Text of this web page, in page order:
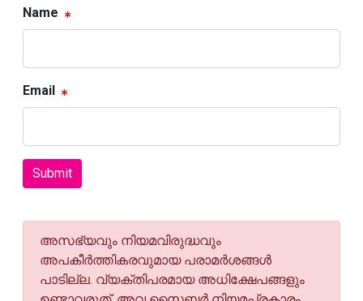
Name
Email
Submit
അസഭ്യവും നിയമവിരുദ്ധവും
അപകീര്‍ത്തികരവുമായ പരാമര്‍ശങ്ങള്‍
പാടില്ല. വ്യക്തിപരമായ അധിക്ഷേപങ്ങളും